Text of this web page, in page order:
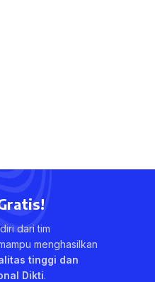
dari tim
menghasilkan
tinggi dan
Dikti.